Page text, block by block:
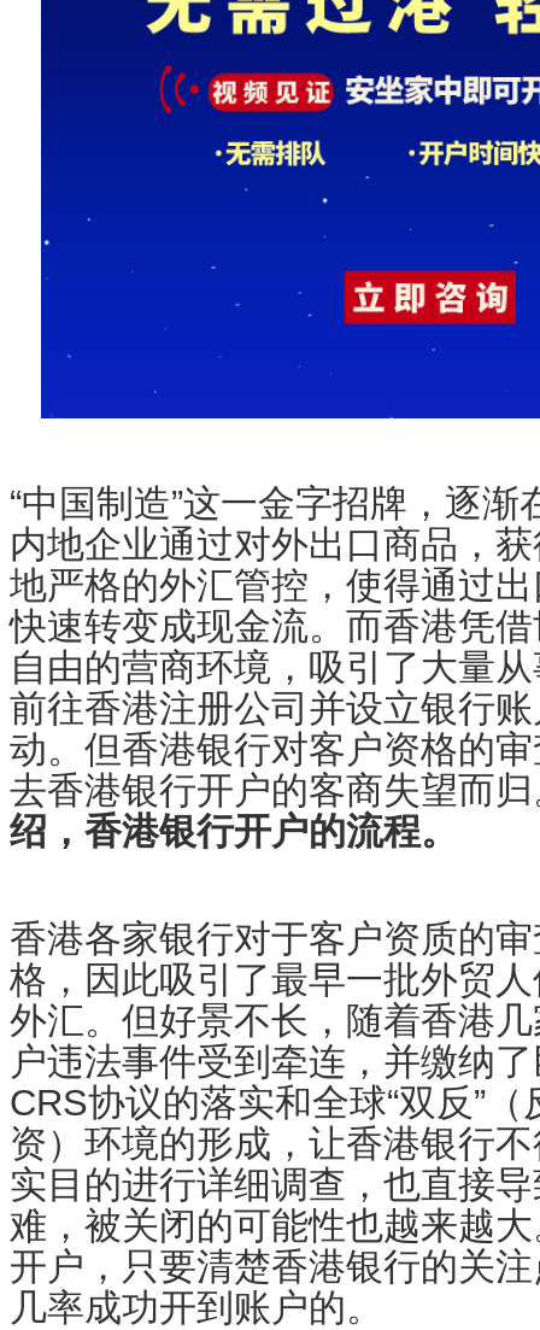
“中国制造”这一金字招牌，逐
内地企业通过对外出口商品，
地严格的外汇管控，使得通过
快速转变成现金流。而香港凭
自由的营商环境，吸引了大量
前往香港注册公司并设立银行
动。但香港银行对客户资格的
去香港银行开户的客商失望而
绍，香港银行开户的流程。
香港各家银行对于客户资质的
格，因此吸引了最早一批外贸
外汇。但好景不长，随着香港
户违法事件受到牵连，并缴纳
CRS协议的落实和全球“双反”
资）环境的形成，让香港银行
实目的进行详细调查，也直接
难，被关闭的可能性也越来越
开户，只要清楚香港银行的关
几率成功开到账户的。